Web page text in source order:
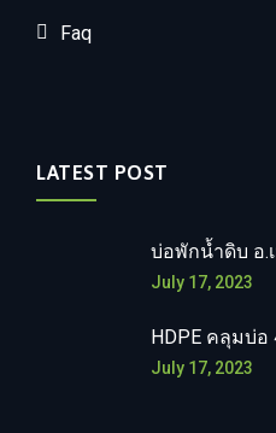
Faq
LATEST POST
บ่อพักน้ำดิบ อ.
July 17, 2023
HDPE คลุมบ่อ
July 17, 2023